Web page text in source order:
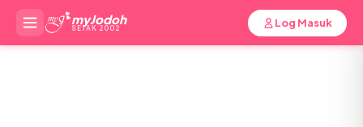
myJodoh
SEJAK 2002 Log Masuk